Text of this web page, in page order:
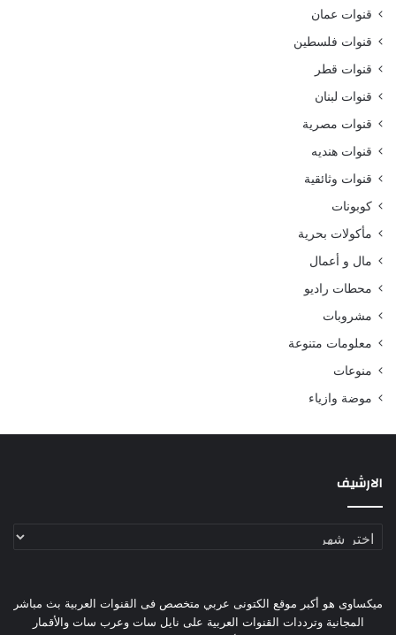
قنوات عمان
قنوات فلسطين
قنوات قطر
قنوات لبنان
قنوات مصرية
قنوات هنديه
قنوات وثائقية
كوبونات
مأكولات بحرية
مال و أعمال
محطات راديو
مشروبات
معلومات متنوعة
منوعات
موضة وازياء
الارشيف
الارشيف
ميكساوى هو أكبر موقع الكتونى عربي متخصص فى القنوات العربية بث مباشر
المجانية وترددات القنوات العربية على نايل سات وعرب سات والأقمار